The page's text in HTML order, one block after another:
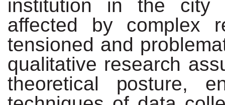
institution in the city
affected by complex
tensioned and
qualitative research
theoretical
posture,